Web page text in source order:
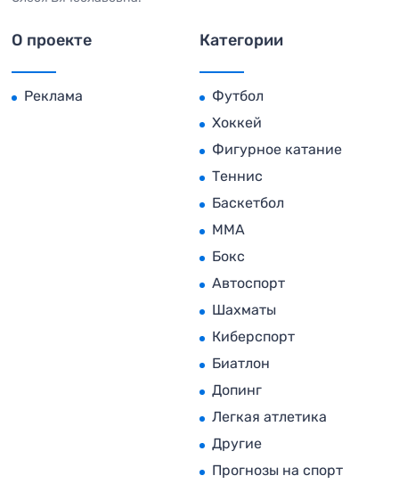
О проекте
Реклама
Категории
Футбол
Хоккей
Фигурное катание
Теннис
Баскетбол
MMA
Бокс
Автоспорт
Шахматы
Киберспорт
Биатлон
Допинг
Легкая атлетика
Другие
Прогнозы на спорт